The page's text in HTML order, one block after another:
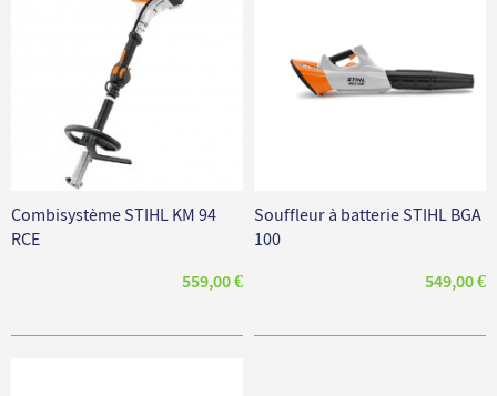
Combisystème STIHL KM 94
RCE
559,00 €
Souffleur à batterie STIHL BGA
100
549,00 €